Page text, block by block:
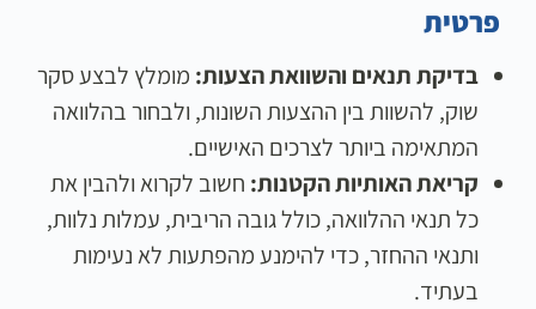
פרטית
בדיקת תנאים והשוואת הצעות: מומלץ לבצע סקר
שוק, להשוות בין ההצעות השונות, ולבחור בהלוואה
המתאימה ביותר לצרכים האישיים.
קריאת האותיות הקטנות: חשוב לקרוא ולהבין את
כל תנאי ההלוואה, כולל גובה הריבית, עמלות נלוות,
ותנאי ההחזר, כדי להימנע מהפתעות לא נעימות
בעתיד.